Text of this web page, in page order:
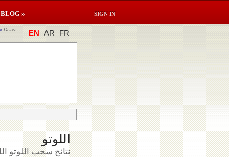
BLOG » SIGN IN
Draw EN AR FR
اللوتو
نتائج سحب اللوتو